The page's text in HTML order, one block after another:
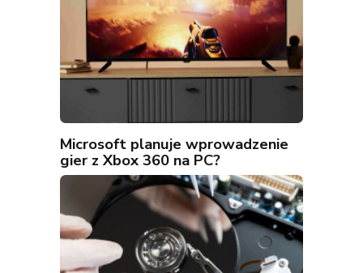
Microsoft planuje wprowadzenie
gier z Xbox 360 na PC?